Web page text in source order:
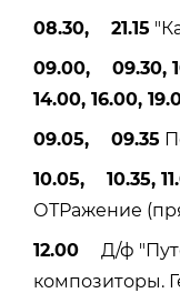
08.30, 21.15
09.00, 09.30,
14.00, 16.00,
09.05, 09.35
10.05, 10.35,
ОТРажение
12.00 Д/ф
композиторы.